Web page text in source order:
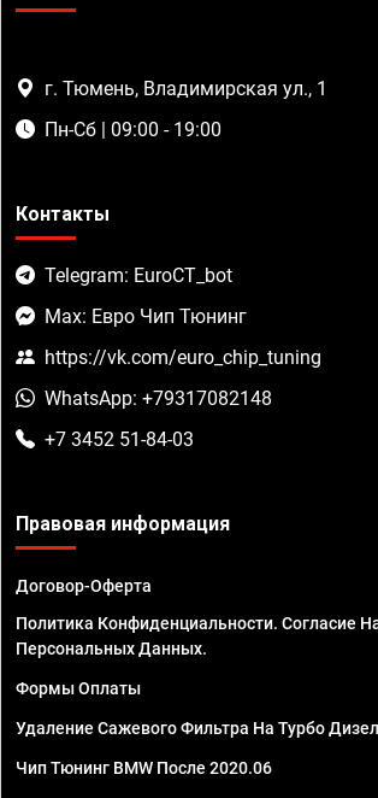
г. Тюмень, Владимирская ул., 1
Пн-Сб | 09:00 - 19:00
Контакты
Telegram: EuroCT_bot
Max: Евро Чип Тюнинг
https://vk.com/euro_chip_tuning
WhatsApp: +79317082148
+7 3452 51-84-03
Правовая информация
Договор-Оферта
Политика Конфиденциальности. Согласие
Персональных Данных.
Формы Оплаты
Удаление Сажевого Фильтра На Турбо
Чип Тюнинг BMW После 2020.06